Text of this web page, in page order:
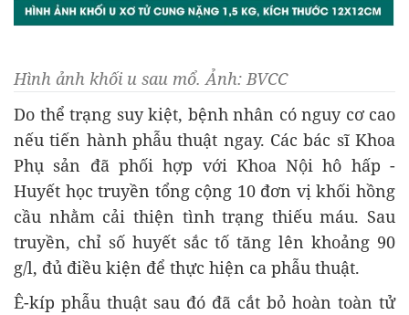
Hình ảnh khối u sau mổ. Ảnh: BVCC
Do thể trạng suy kiệt, bệnh nhân có nguy cơ cao
nếu tiến hành phẫu thuật ngay. Các bác sĩ Khoa
Phụ sản đã phối hợp với Khoa Nội hô hấp -
Huyết học truyền tổng cộng 10 đơn vị khối hồng
cầu nhằm cải thiện tình trạng thiếu máu. Sau
truyền, chỉ số huyết sắc tố tăng lên khoảng 90
g/l, đủ điều kiện để thực hiện ca phẫu thuật.
Ê-kíp phẫu thuật sau đó đã cắt bỏ hoàn toàn tử